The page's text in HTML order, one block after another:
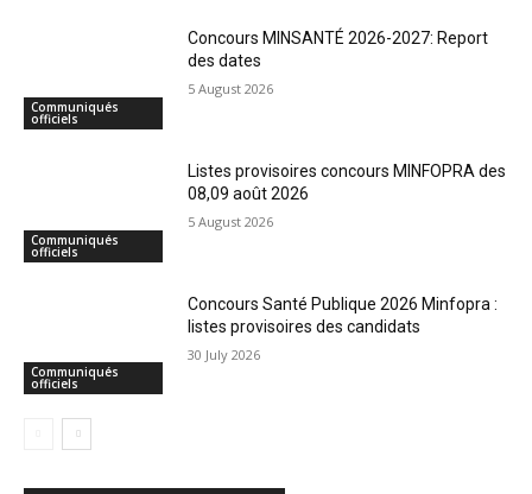
Communiqués
officiels
Concours MINSANTÉ 2026-2027: Report
des dates
5 August 2026
Communiqués
officiels
Listes provisoires concours MINFOPRA des
08,09 août 2026
5 August 2026
Communiqués
officiels
Concours Santé Publique 2026 Minfopra :
listes provisoires des candidats
30 July 2026